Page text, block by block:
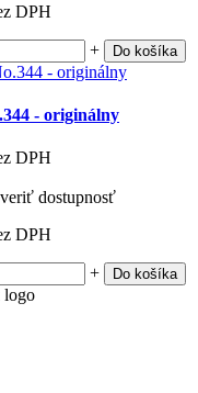
DPH
+ Do košíka
- originálny
DPH
dostupnosť
DPH
+ Do košíka